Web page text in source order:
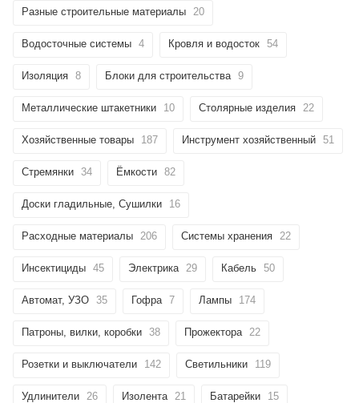
Разные строительные материалы 20
Водосточные системы 4 Кровля и водосток 54
Изоляция 8 Блоки для строительства 9
Металлические штакетники 10 Столярные изделия 22
Хозяйственные товары 187 Инструмент хозяйственный 51
Стремянки 34 Ёмкости 82
Доски гладильные, Сушилки 16
Расходные материалы 206 Системы хранения 22
Инсектициды 45 Электрика 29 Кабель 50
Автомат, УЗО 35 Гофра 7 Лампы 174
Патроны, вилки, коробки 38 Прожектора 22
Розетки и выключатели 142 Светильники 119
Удлинители 26 Изолента 21 Батарейки 15